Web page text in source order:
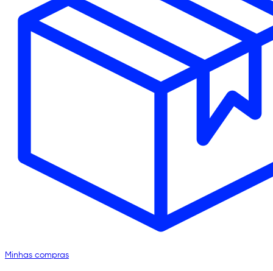
Minhas compras